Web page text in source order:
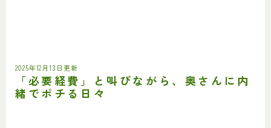
2025年12月13日更新
「必要経費」と叫びながら、奥さんに内
緒でポチる日々